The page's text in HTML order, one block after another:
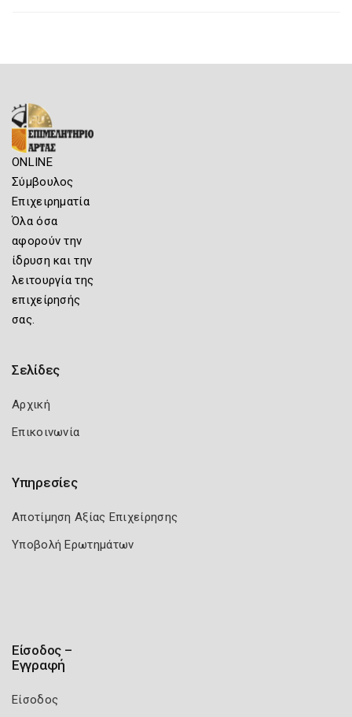
ONLINE
Σύμβουλος
Επιχειρηματία
Όλα όσα
αφορούν την
ίδρυση και την
λειτουργία της
επιχείρησής
σας.
Σελίδες
Αρχική
Επικοινωνία
Υπηρεσίες
Αποτίμηση Αξίας Επιχείρησης
Υποβολή Ερωτημάτων
Είσοδος –
Εγγραφή
Είσοδος